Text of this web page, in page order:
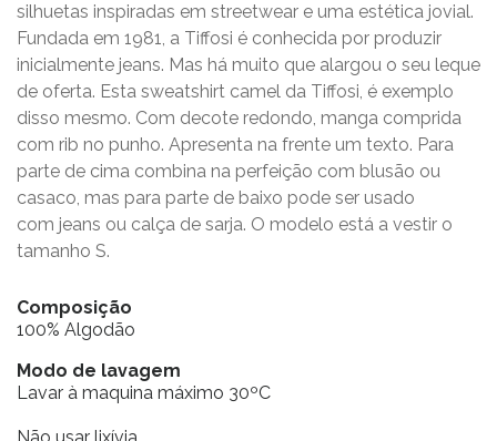
silhuetas inspiradas em streetwear e uma estética jovial.
Fundada em 1981, a Tiffosi é conhecida por produzir
inicialmente jeans. Mas há muito que alargou o seu leque
de oferta. Esta sweatshirt camel da Tiffosi, é exemplo
disso mesmo. Com decote redondo, manga comprida
com rib no punho. Apresenta na frente um texto. Para
parte de cima combina na perfeição com blusão ou
casaco, mas para parte de baixo pode ser usado
com jeans ou calça de sarja. O modelo está a vestir o
tamanho S.
Composição
100% Algodão
Modo de lavagem
Lavar à maquina máximo 30ºC